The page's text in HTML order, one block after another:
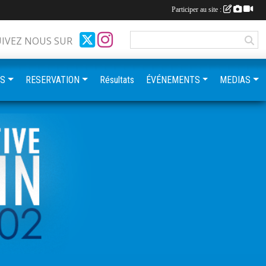
NOUS SUR
RESERVATION Résultats ÉVÉNEMENTS MEDIAS
Participer au site :